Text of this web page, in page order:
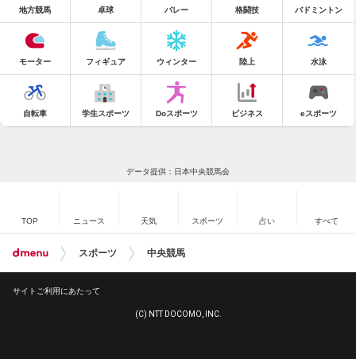
地方競馬 卓球 バレー 格闘技 バドミントン
モーター フィギュア ウィンター 陸上 水泳
自転車 学生スポーツ Doスポーツ ビジネス eスポーツ
データ提供：日本中央競馬会
TOP ニュース 天気 スポーツ 占い すべて
スポーツ 中央競馬
サイトご利用にあたって
(C) NTT DOCOMO, INC.